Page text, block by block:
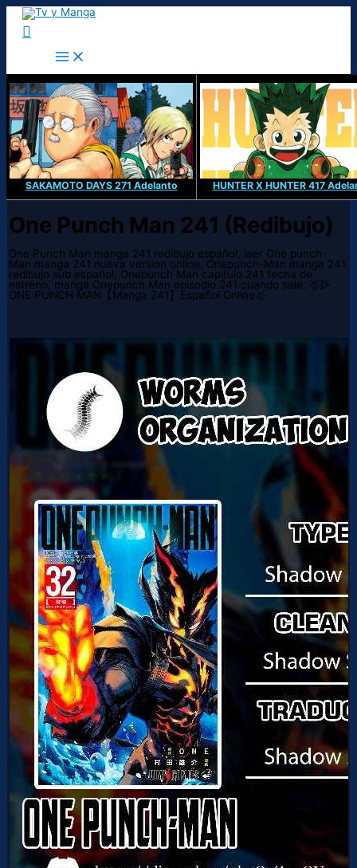
Ir
contenido
Buscar
SAKAMOTO DAYS 271 Adelanto HUNTER X HUNTER 417
One Punch Man 241 (Redibujo)
One Punch Man manga 241 redibujo español, leer One punch-
Man manga 241 nueva version online, Onepunch-Man manga 241
redibujo sub español, Onepunch Man capitulo 241 fecha de
estreno, manga Onepunch Man episodio 241 cuando sale, 🥇▷
ONE PUNCH MAN【Manga 241】Español Online🥇